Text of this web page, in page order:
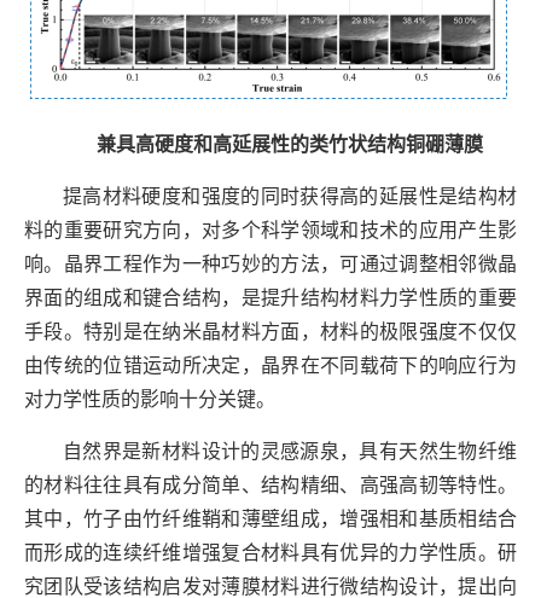
兼具高硬度和高延展性的类竹状结构铜硼薄膜
提高材料硬度和强度的同时获得高的延展性是结构材
料的重要研究方向，对多个科学领域和技术的应用产生影
响。晶界工程作为一种巧妙的方法，可通过调整相邻微晶
界面的组成和键合结构，是提升结构材料力学性质的重要
手段。特别是在纳米晶材料方面，材料的极限强度不仅仅
由传统的位错运动所决定，晶界在不同载荷下的响应行为
对力学性质的影响十分关键。
自然界是新材料设计的灵感源泉，具有天然生物纤维
的材料往往具有成分简单、结构精细、高强高韧等特性。
其中，竹子由竹纤维鞘和薄壁组成，增强相和基质相结合
而形成的连续纤维增强复合材料具有优异的力学性质。研
究团队受该结构启发对薄膜材料进行微结构设计，提出向